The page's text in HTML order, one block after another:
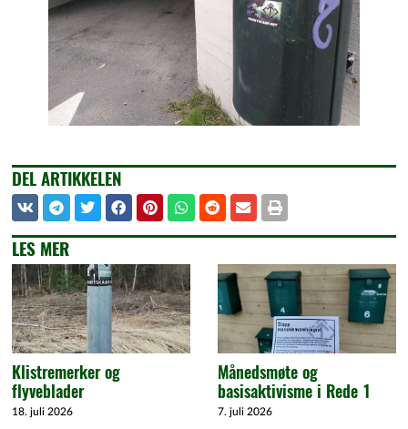
LES MER
Klistremerker og
flyveblader
18. juli 2026
Månedsmøte og
basisaktivisme i Rede 1
7. juli 2026
DEL ARTIKKELEN